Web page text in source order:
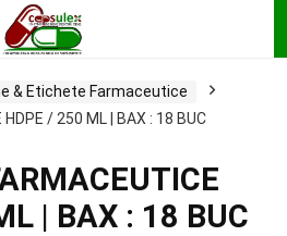
& Etichete Farmaceutice
HDPE / 250 ML | BAX : 18 BUC
| BAX : 18 BUC